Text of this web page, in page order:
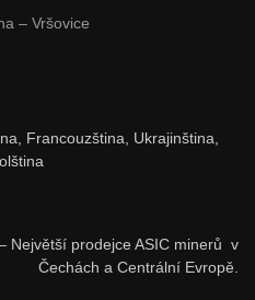
– Vršovice
Francouzština, Ukrajinština,
Největší prodejce ASIC minerů v
Čechách a Centrální Evropě.